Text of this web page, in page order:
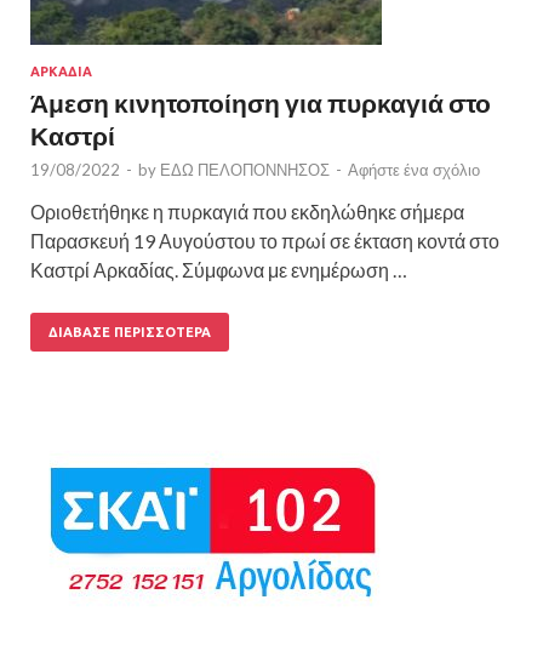
ΑΡΚΑΔΙΑ
Άμεση κινητοποίηση για πυρκαγιά στο
Καστρί
19/08/2022 - by ΕΔΩ ΠΕΛΟΠΟΝΝΗΣΟΣ - Αφήστε ένα σχόλιο
Οριοθετήθηκε η πυρκαγιά που εκδηλώθηκε σήμερα
Παρασκευή 19 Αυγούστου το πρωί σε έκταση κοντά στο
Καστρί Αρκαδίας. Σύμφωνα με ενημέρωση …
ΔΙΆΒΑΣΕ ΠΕΡΙΣΣΌΤΕΡΑ